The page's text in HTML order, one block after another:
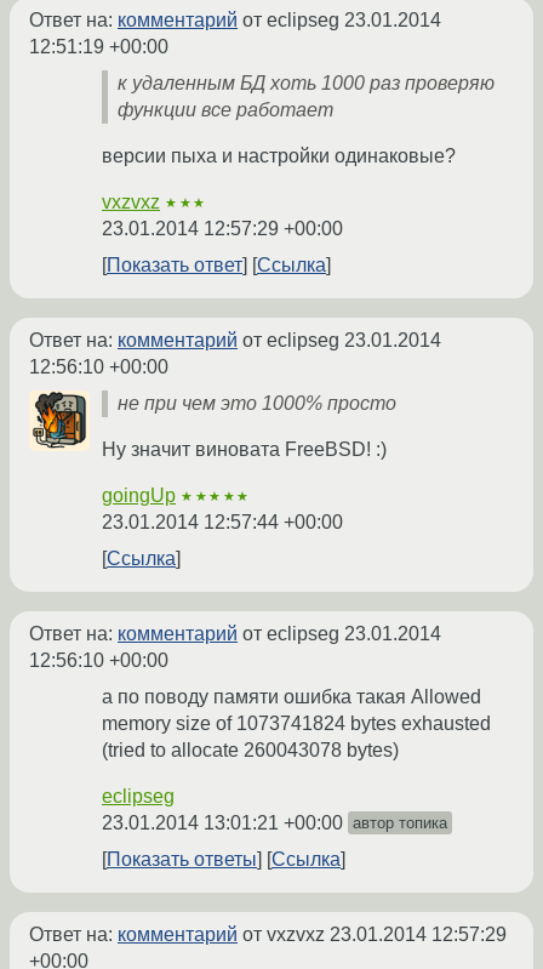
Ответ на: комментарий от eclipseg 23.01.2014
12:51:19 +00:00
к удаленным БД хоть 1000 раз проверяю
функции все работает
версии пыха и настройки одинаковые?
vxzvxz ★★★
23.01.2014 12:57:29 +00:00
Показать ответ
Ссылка
Ответ на: комментарий от eclipseg 23.01.2014
12:56:10 +00:00
не при чем это 1000% просто
Ну значит виновата FreeBSD! :)
goingUp ★★★★★
23.01.2014 12:57:44 +00:00
Ссылка
Ответ на: комментарий от eclipseg 23.01.2014
12:56:10 +00:00
а по поводу памяти ошибка такая Allowed
memory size of 1073741824 bytes exhausted
(tried to allocate 260043078 bytes)
eclipseg
23.01.2014 13:01:21 +00:00 автор топика
Показать ответы Ссылка
Ответ на: комментарий от vxzvxz 23.01.2014 12:57:29
+00:00